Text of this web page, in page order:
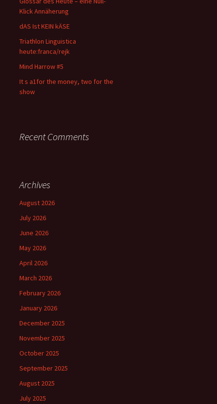
Klick Annäherung
dAS Ist KEIN kÄSE
Triathlon Linguistica
heute:franca/rejk
Mind Harrow #5
It s a1for the money, two for the
show
Recent Comments
Archives
August 2026
July 2026
June 2026
May 2026
April 2026
March 2026
February 2026
January 2026
December 2025
November 2025
October 2025
September 2025
August 2025
July 2025